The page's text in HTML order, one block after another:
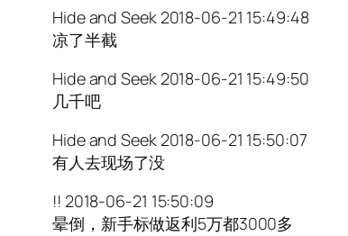
Hide and Seek 2018-06-21 15:49:48
凉了半截
Hide and Seek 2018-06-21 15:49:50
几千吧
Hide and Seek 2018-06-21 15:50:07
有人去现场了没
!! 2018-06-21 15:50:09
晕倒，新手标做返利5万都3000多